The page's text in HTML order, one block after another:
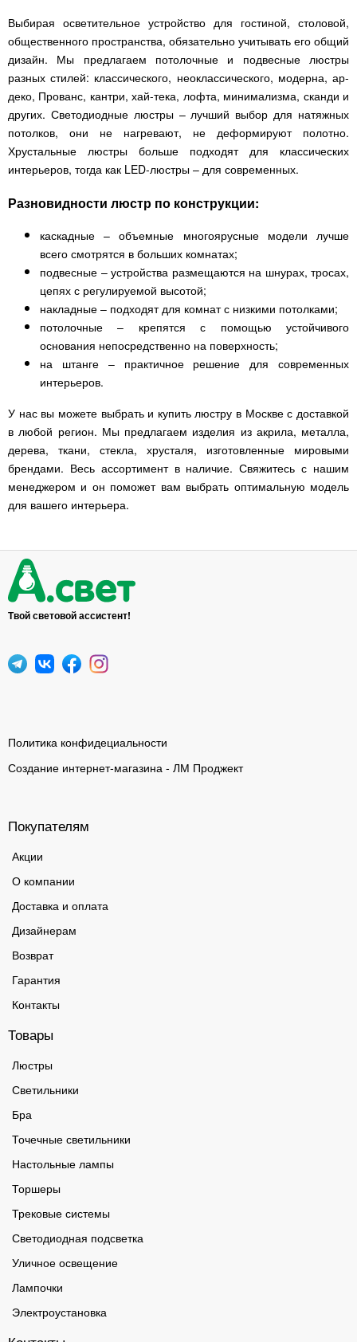
Выбирая осветительное устройство для гостиной, столовой,
общественного пространства, обязательно учитывать его общий
дизайн. Мы предлагаем потолочные и подвесные люстры
разных стилей: классического, неоклассического, модерна, ар-
деко, Прованс, кантри, хай-тека, лофта, минимализма, сканди и
других. Светодиодные люстры – лучший выбор для натяжных
потолков, они не нагревают, не деформируют полотно.
Хрустальные люстры больше подходят для классических
интерьеров, тогда как LED-люстры – для современных.
Разновидности люстр по конструкции:
каскадные – объемные многоярусные модели лучше
всего смотрятся в больших комнатах;
подвесные – устройства размещаются на шнурах, тросах,
цепях с регулируемой высотой;
накладные – подходят для комнат с низкими потолками;
потолочные – крепятся с помощью устойчивого
основания непосредственно на поверхность;
на штанге – практичное решение для современных
интерьеров.
У нас вы можете выбрать и купить люстру в Москве с доставкой
в любой регион. Мы предлагаем изделия из акрила, металла,
дерева, ткани, стекла, хрусталя, изготовленные мировыми
брендами. Весь ассортимент в наличие. Свяжитесь с нашим
менеджером и он поможет вам выбрать оптимальную модель
для вашего интерьера.
Твой световой ассистент!
Политика конфидециальности
Создание интернет-магазина - ЛМ Проджект
Покупателям
Акции
О компании
Доставка и оплата
Дизайнерам
Возврат
Гарантия
Контакты
Товары
Люстры
Светильники
Бра
Точечные светильники
Настольные лампы
Торшеры
Трековые системы
Светодиодная подсветка
Уличное освещение
Лампочки
Электроустановка